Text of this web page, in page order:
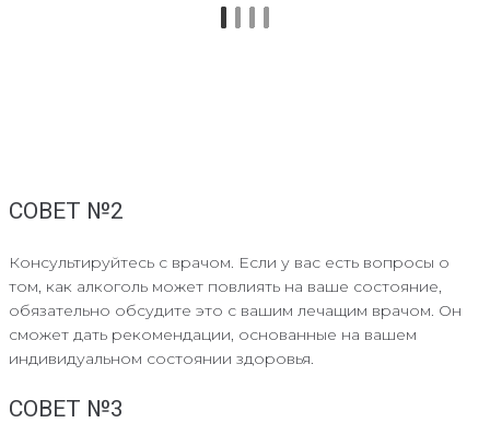
СОВЕТ №2
Консультируйтесь с врачом. Если у вас есть вопросы о
том, как алкоголь может повлиять на ваше состояние,
обязательно обсудите это с вашим лечащим врачом. Он
сможет дать рекомендации, основанные на вашем
индивидуальном состоянии здоровья.
СОВЕТ №3